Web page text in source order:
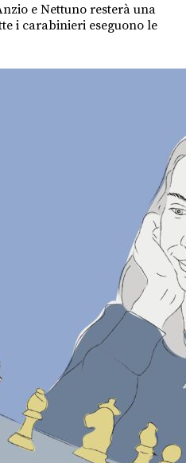
e Nettuno resterà una
i carabinieri eseguono le